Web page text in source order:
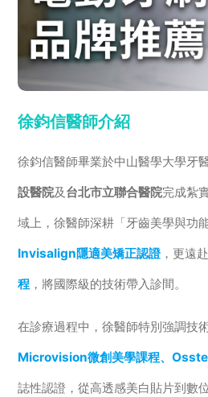
徐鈞信醫師介紹
徐鈞信醫師畢業於中山醫學大學牙
設醫院及 台北市立聯合醫院完成紮
域上，徐醫師深耕「牙齒美學與功
Invisalign隱適美矯正認證，更遠
程 ，將國際級的技術帶入診間。
在診療過程中，徐醫師特別強調技
Microvision微創美學課程、
誌性認證，從高透感美白貼片到數